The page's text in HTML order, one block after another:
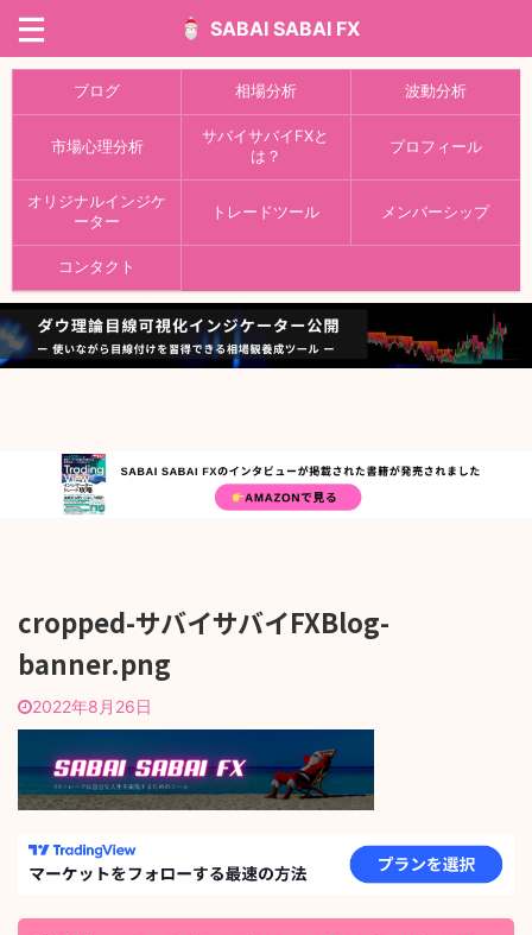
SABAI SABAI FX
ブログ 相場分析 波動分析
市場心理分析
サバイサバイFXと
は？
プロフィール
オリジナルインジケ
ーター
トレードツール メンバーシップ
コンタクト
cropped-サバイサバイFXBlog-
banner.png
2022年8月26日